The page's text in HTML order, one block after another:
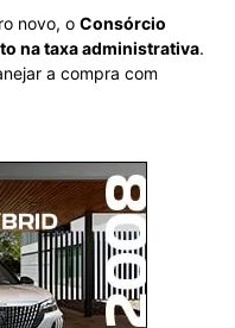
novo, o Consórcio
na taxa administrativa.
a compra com